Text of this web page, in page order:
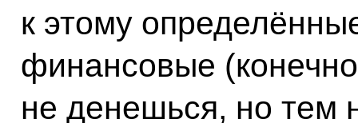
к этому
финансовые
не денешься, но тем